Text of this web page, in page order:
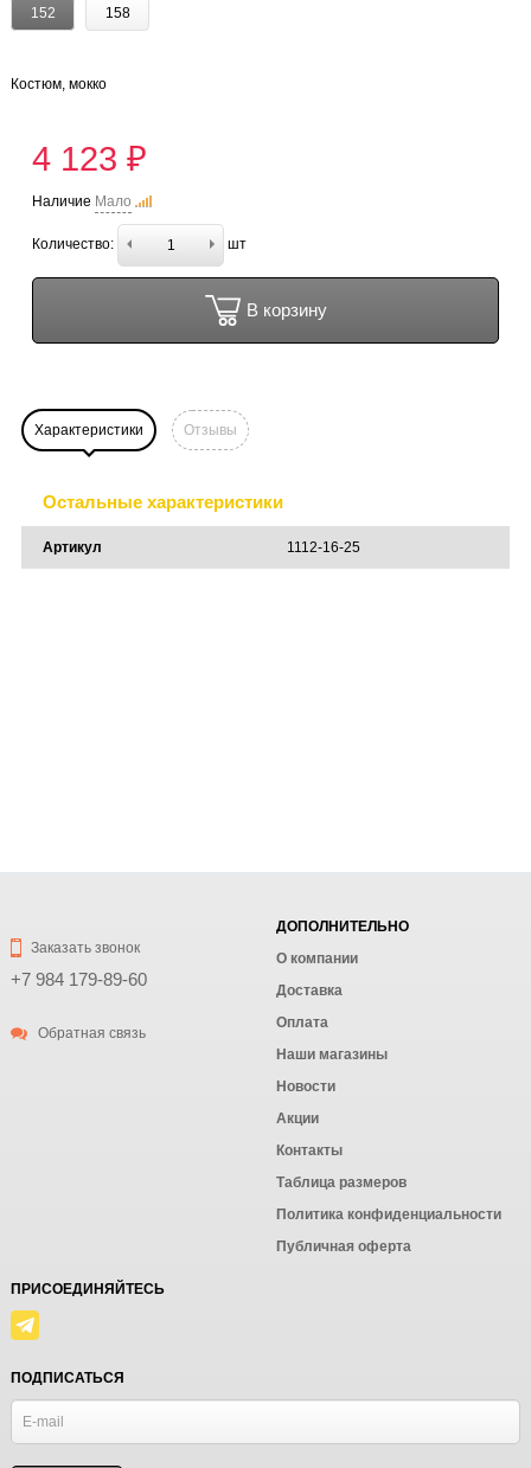
152
158
Костюм, мокко
4 123 ₽
Наличие Мало
Количество: шт
В корзину
Характеристики Отзывы
Остальные характеристики
Артикул 1112-16-25
Заказать звонок
+7 984 179-89-60
Обратная связь
ДОПОЛНИТЕЛЬНО
О компании
Доставка
Оплата
Наши магазины
Новости
Акции
Контакты
Таблица размеров
Политика конфиденциальности
Публичная оферта
ПРИСОЕДИНЯЙТЕСЬ
ПОДПИСАТЬСЯ